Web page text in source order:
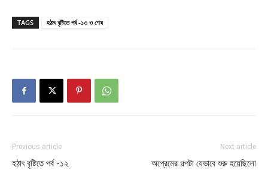
TAGS হঠাৎ বৃষ্টিতে পর্ব -১৩ ও শেষ
Previous article
হঠাৎ বৃষ্টিতে পর্ব -১২
Next article
অপ্রেমের গল্পটা যেভাবে শুরু হয়েছিলো